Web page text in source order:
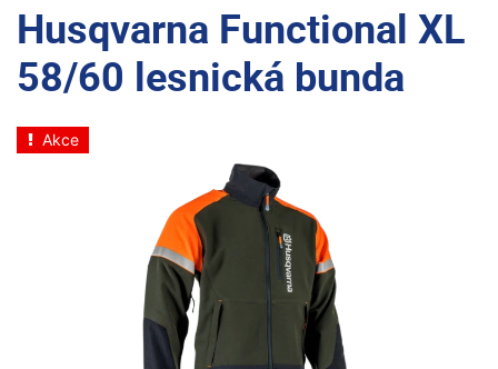
Husqvarna Functional XL
58/60 lesnická bunda
Akce